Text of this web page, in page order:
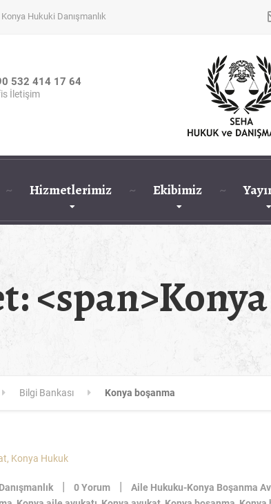
Hukuki Danışmanlık
532 414 17 64
İletişim
Hizmetlerimiz Ekibimiz
Bilgi Bankası Konya boşanma
| 0 Yorum | Aile Hukuku-Konya Boşanma